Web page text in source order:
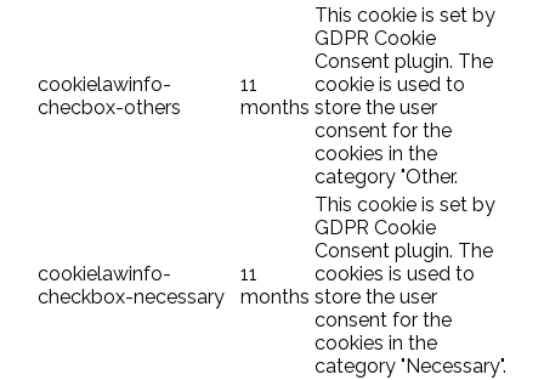
cookielawinfo-
checbox-others
11
months
This cookie is set by
GDPR Cookie
Consent plugin. The
cookie is used to
store the user
consent for the
cookies in the
category "Other.
cookielawinfo-
checkbox-necessary
11
months
This cookie is set by
GDPR Cookie
Consent plugin. The
cookies is used to
store the user
consent for the
cookies in the
category "Necessary".